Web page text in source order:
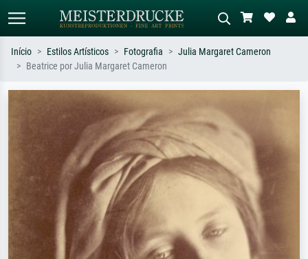
Pesquise por artista, título ou estilo –
ex: Monet, Noite Estrelada,
impressionismo, onda de Hokusai, nu.
abstrato com muito vermelho, pintura
a óleo escura, nu em pé ao lado de
uma árvore.
Início Estilos Artísticos Fotografia
Julia Margaret Cameron
Beatrice por Julia Margaret Cameron